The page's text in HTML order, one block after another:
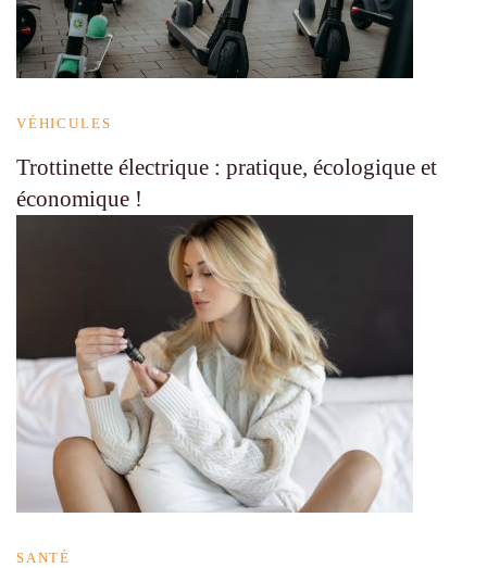
VÉHICULES
Trottinette électrique : pratique, écologique et
économique !
SANTÉ